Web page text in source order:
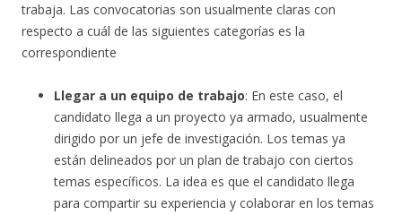
trabaja. Las convocatorias son usualmente claras con
respecto a cuál de las siguientes categorías es la
correspondiente
Llegar a un equipo de trabajo: En este caso, el
candidato llega a un proyecto ya armado, usualmente
dirigido por un jefe de investigación. Los temas ya
están delineados por un plan de trabajo con ciertos
temas específicos. La idea es que el candidato llega
para compartir su experiencia y colaborar en los temas